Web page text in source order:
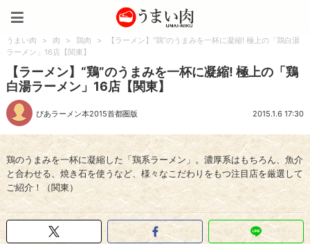
うまい肉 > 肉 > 鶏肉 >
【ラーメン】“鶏”のうまみを一杯に凝縮! 極上の「鶏白湯
ラーメン」16店【関東】
【ラーメン】“鶏”のうまみを一杯に凝縮! 極上の「鶏
白湯ラーメン」16店【関東】
ぴあラーメン本2015首都圏版 2015.1.6 17:30
鶏のうまみを一杯に凝縮した「鶏系ラーメン」。濃厚系はもちろん、魚介
と合わせる、焼き石を使うなど、様々なこだわりをもつ注目店を厳選して
ご紹介！（関東）